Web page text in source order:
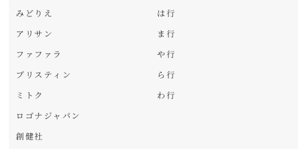
みどりえ
アリサン
ファファラ
プリスティン
ミトク
ロゴナジャパン
創健社
は行
ま行
や行
ら行
わ行